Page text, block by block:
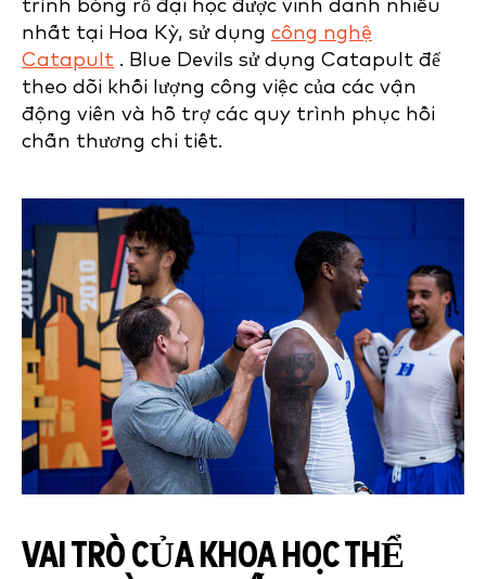
trình bóng rổ đại học được vinh danh nhiều
nhất tại Hoa Kỳ, sử dụng công nghệ
Catapult . Blue Devils sử dụng Catapult để
theo dõi khối lượng công việc của các vận
động viên và hỗ trợ các quy trình phục hồi
chấn thương chi tiết.
VAI TRÒ CỦA KHOA HỌC THỂ